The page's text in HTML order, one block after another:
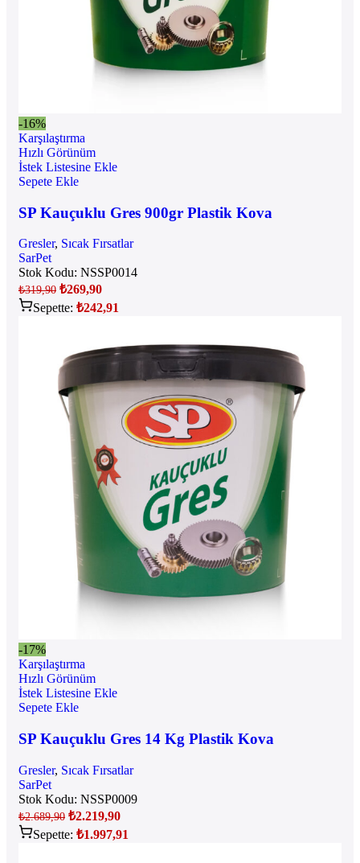
-16%
Karşılaştırma
Hızlı Görünüm
İstek Listesine Ekle
Sepete Ekle
SP Kauçuklu Gres 900gr Plastik Kova
Gresler, Sıcak Fırsatlar
SarPet
Stok Kodu: NSSP0014
₺319,90 ₺269,90
Sepette: ₺242,91
-17%
Karşılaştırma
Hızlı Görünüm
İstek Listesine Ekle
Sepete Ekle
SP Kauçuklu Gres 14 Kg Plastik Kova
Gresler, Sıcak Fırsatlar
SarPet
Stok Kodu: NSSP0009
₺2.689,90 ₺2.219,90
Sepette: ₺1.997,91